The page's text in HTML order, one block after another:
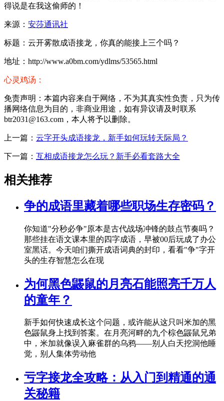
得说是在我这偷师的！
来源： 安莎通讯社
标题：云开雾散成语接龙，你真的能接上三个吗？
地址：http://www.a0bm.com/ydlms/53565.html
心灵鸡汤：
免责声明：本篇内容来自于网络，不为其真实性负责，只为传
播网络信息为目的，非商业用途，如有异议请及时联系
btr2031@163.com，本人将予以删除。
上一篇： 云字开头成语接龙，新手如何玩转天际局？
下一篇： 互相成语接龙怎么玩？新手必看套路大全
相关推荐
争的成语里藏着哪些职场生存密码？
你知道"分秒必争"原本是古代战场冲锋的鼓点节奏吗？
那些挂在语文课本里的四字成语，早被00后玩成了办公
室黑话。今天咱们撕开成语词典的封印，看看"争"字开
头的生存智慧怎么在现
为何黑色鼹鼠的月亮石能照亮千万人
的童年？
新手如何快速成长这个问题，或许能从这只叫米加的黑
色鼹鼠身上找到答案。在月亮河畔的九个棕色鼹鼠兄弟
中，米加就像误入麻雀群的乌鸦——别人白天挖洞他睡
觉，别人集体劳动他
亏字接龙全攻略：从入门到精通的通
关秘籍